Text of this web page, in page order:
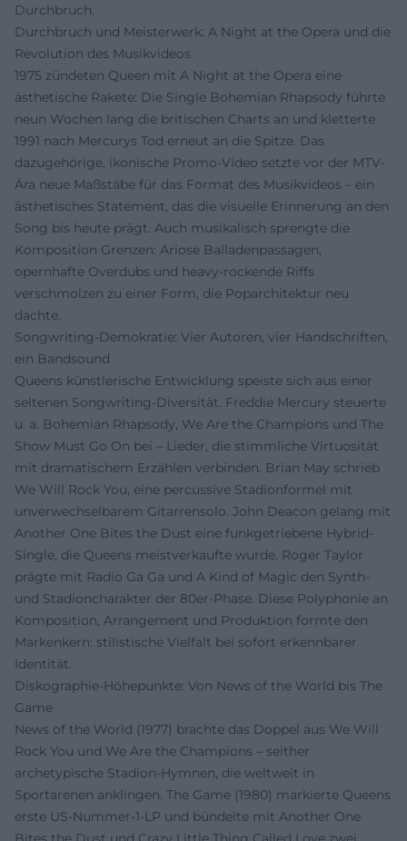
Durchbruch.
Durchbruch und Meisterwerk: A Night at the Opera und die
Revolution des Musikvideos
1975 zündeten Queen mit A Night at the Opera eine
ästhetische Rakete: Die Single Bohemian Rhapsody führte
neun Wochen lang die britischen Charts an und kletterte
1991 nach Mercurys Tod erneut an die Spitze. Das
dazugehörige, ikonische Promo-Video setzte vor der MTV-
Ära neue Maßstäbe für das Format des Musikvideos – ein
ästhetisches Statement, das die visuelle Erinnerung an den
Song bis heute prägt. Auch musikalisch sprengte die
Komposition Grenzen: Ariose Balladenpassagen,
opernhafte Overdubs und heavy-rockende Riffs
verschmolzen zu einer Form, die Poparchitektur neu
dachte.
Songwriting-Demokratie: Vier Autoren, vier Handschriften,
ein Bandsound
Queens künstlerische Entwicklung speiste sich aus einer
seltenen Songwriting-Diversität. Freddie Mercury steuerte
u. a. Bohemian Rhapsody, We Are the Champions und The
Show Must Go On bei – Lieder, die stimmliche Virtuosität
mit dramatischem Erzählen verbinden. Brian May schrieb
We Will Rock You, eine percussive Stadionformel mit
unverwechselbarem Gitarrensolo. John Deacon gelang mit
Another One Bites the Dust eine funkgetriebene Hybrid-
Single, die Queens meistverkaufte wurde. Roger Taylor
prägte mit Radio Ga Ga und A Kind of Magic den Synth-
und Stadioncharakter der 80er-Phase. Diese Polyphonie an
Komposition, Arrangement und Produktion formte den
Markenkern: stilistische Vielfalt bei sofort erkennbarer
Identität.
Diskographie-Höhepunkte: Von News of the World bis The
Game
News of the World (1977) brachte das Doppel aus We Will
Rock You und We Are the Champions – seither
archetypische Stadion-Hymnen, die weltweit in
Sportarenen anklingen. The Game (1980) markierte Queens
erste US-Nummer-1-LP und bündelte mit Another One